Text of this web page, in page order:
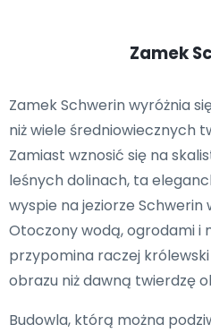
Zamek
Zamek Schwerin wyróżnia
niż wiele średniowiecznych
Zamiast wznosić się na
leśnych dolinach, ta
wyspie na jeziorze Schwerin
Otoczony wodą, ogrodami i
przypomina raczej
obrazu niż dawną twierdzę
Budowla, którą można